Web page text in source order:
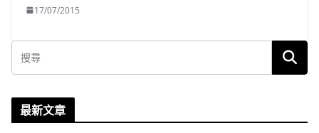
17/07/2015
最新文章